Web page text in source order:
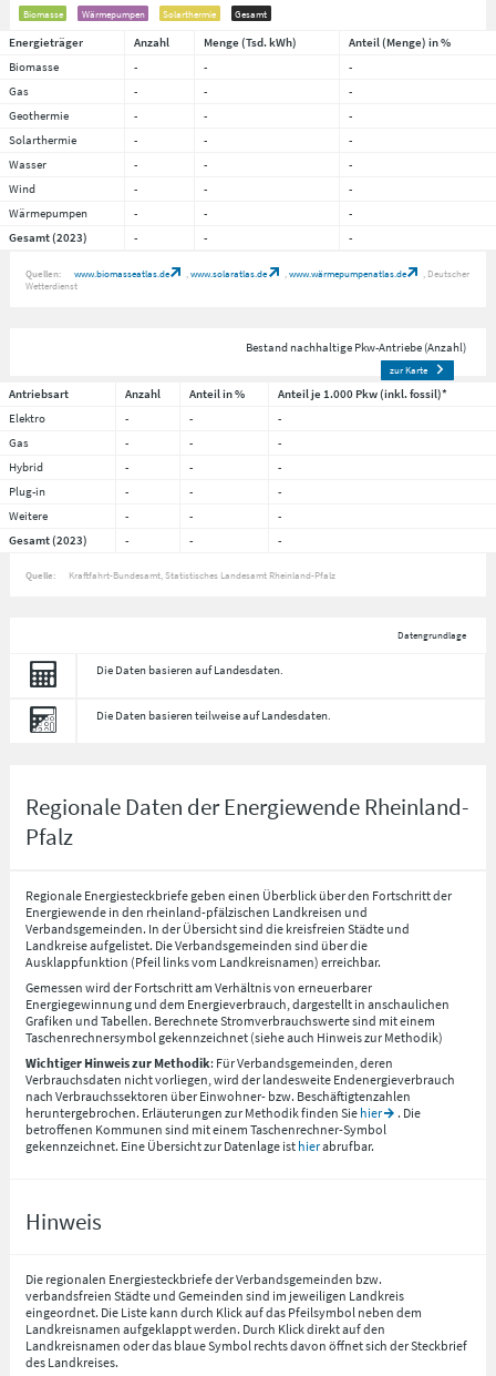
Biomasse Wärmepumpen Solarthermie Gesamt
Energieträger Anzahl Menge (Tsd. kWh)
Anteil (Menge) in %
Biomasse
- -
-
Gas
- -
-
Geothermie
- -
-
Solarthermie
- -
-
Wasser
- -
-
Wind
- -
-
Wärmepumpen
- -
-
Gesamt (2023)
- - -
Quellen: www.biomasseatlas.de www.solaratlas.de www.wärmepumpenatlas.de
Deutscher
Wetterdienst
Bestand nachhaltige Pkw-Antriebe (Anzahl)
zur Karte
Antriebsart Anzahl Anteil in %
Anteil je 1.000 Pkw (inkl. fossil)*
Elektro
- -
-
Gas
- -
-
Hybrid
- -
-
Plug-in
- -
-
Weitere
- -
-
Gesamt (2023)
- - -
Quelle: Kraftfahrt-Bundesamt, Statistisches Landesamt Rheinland-Pfalz
Datengrundlage
Die Daten basieren auf Landesdaten.
Die Daten basieren teilweise auf Landesdaten.
Regionale Daten der Energiewende Rheinland-
Pfalz
Regionale Energiesteckbriefe geben einen Überblick über den Fortschritt der
Energiewende in den rheinland-pfälzischen Landkreisen und
Verbandsgemeinden. In der Übersicht sind die kreisfreien Städte und
Landkreise aufgelistet. Die Verbandsgemeinden sind über die
Ausklappfunktion (Pfeil links vom Landkreisnamen) erreichbar.
Gemessen wird der Fortschritt am Verhältnis von erneuerbarer
Energiegewinnung und dem Energieverbrauch, dargestellt in anschaulichen
Grafiken und Tabellen. Berechnete Stromverbrauchswerte sind mit einem
Taschenrechnersymbol gekennzeichnet (siehe auch Hinweis zur Methodik)
Wichtiger Hinweis zur Methodik: Für Verbandsgemeinden, deren
Verbrauchsdaten nicht vorliegen, wird der landesweite Endenergieverbrauch
nach Verbrauchssektoren über Einwohner- bzw. Beschäftigtenzahlen
heruntergebrochen. Erläuterungen zur Methodik finden Sie hier
. Die
betroffenen Kommunen sind mit einem Taschenrechner-Symbol
gekennzeichnet. Eine Übersicht zur Datenlage ist hierabrufbar.
Hinweis
Die regionalen Energiesteckbriefe der Verbandsgemeinden bzw.
verbandsfreien Städte und Gemeinden sind im jeweiligen Landkreis
eingeordnet. Die Liste kann durch Klick auf das Pfeilsymbol neben dem
Landkreisnamen aufgeklappt werden. Durch Klick direkt auf den
Landkreisnamen oder das blaue Symbol rechts davon öffnet sich der Steckbrief
des Landkreises.